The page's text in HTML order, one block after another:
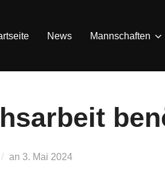
News Mannschaften
an Veröffentlicht
3. Mai 2024